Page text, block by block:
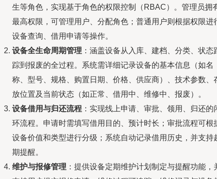
生等角色，实现基于角色的权限控制（RBAC）。管理员拥
最高权限，可管理用户、分配角色；普通用户则根据权限进
设备查询、借用申请等操作。
设备全生命周期管理 ：涵盖设备从入库、建档、分类、状态
踪到报废的全过程。系统需详细记录设备的基本信息（如名
称、型号、规格、购置日期、价格、供应商）、技术参数、
放位置及当前状态（如正常、借用中、维修中、报废）。
设备借用与归还流程 ：实现线上申请、审批、领用、归还的
环流程。申请时需填写借用目的、预计时长；审批流程可根
设备价值和类型进行分级；系统自动记录借用历史，并支持
期提醒。
维护与报修管理 ：提供设备定期维护计划制定与提醒功能，